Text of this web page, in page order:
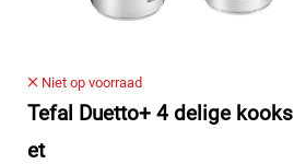
Niet op voorraad
Tefal Duetto+ 4 delige kooks
et